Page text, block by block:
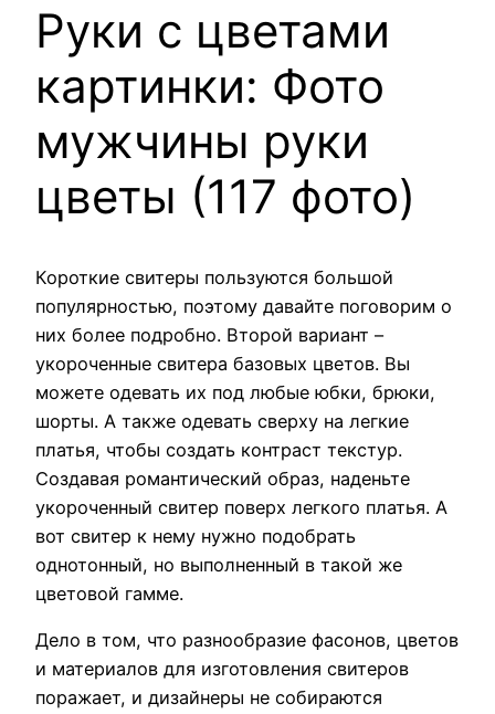
Руки с цветами
картинки: Фото
мужчины руки
цветы (117 фото)
Короткие свитеры пользуются большой
популярностью, поэтому давайте поговорим о
них более подробно. Второй вариант –
укороченные свитера базовых цветов. Вы
можете одевать их под любые юбки, брюки,
шорты. А также одевать сверху на легкие
платья, чтобы создать контраст текстур.
Создавая романтический образ, наденьте
укороченный свитер поверх легкого платья. А
вот свитер к нему нужно подобрать
однотонный, но выполненный в такой же
цветовой гамме.
Дело в том, что разнообразие фасонов, цветов
и материалов для изготовления свитеров
поражает, и дизайнеры не собираются